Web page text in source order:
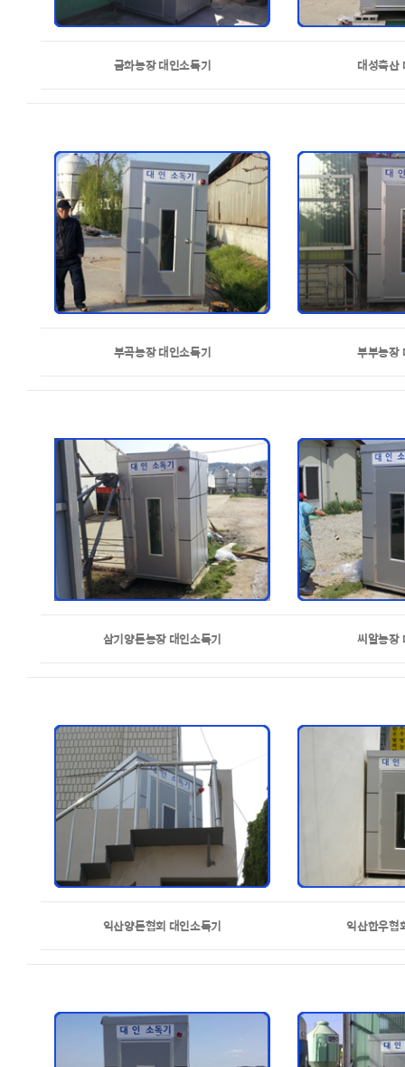
금화농장 대인소독기 대성축산
부곡농장 대인소독기 부부농장
삼기양돈농장 대인소독기 씨알농장
익산양돈협회 대인소독기 익산한우협